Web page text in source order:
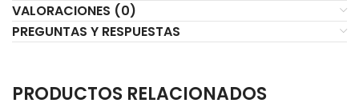
VALORACIONES (0)
PREGUNTAS Y RESPUESTAS
PRODUCTOS RELACIONADOS